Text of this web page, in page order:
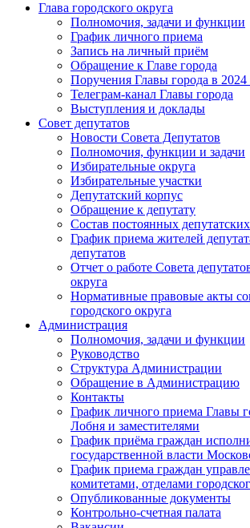
Глава городского округа
Полномочия, задачи и функции
График личного приема
Запись на личный приём
Обращение к Главе города
Поручения Главы города в 2024
Телеграм-канал Главы города
Выступления и доклады
Совет депутатов
Новости Совета Депутатов
Полномочия, функции и задачи
Избирательные округа
Избирательные участки
Депутатский корпус
Обращение к депутату
Состав постоянных
График приема жителей
депутатов
Отчет о работе Совета
округа
Нормативные правовые акты
городского округа
Администрация
Полномочия, задачи и функции
Руководство
Структура Администрации
Обращение в Администрацию
Контакты
График личного приема Главы
Лобня и заместителями
График приёма граждан
государственной власти
График приема граждан
комитетами, отделами
Опубликованные документы
Контрольно-счетная палата